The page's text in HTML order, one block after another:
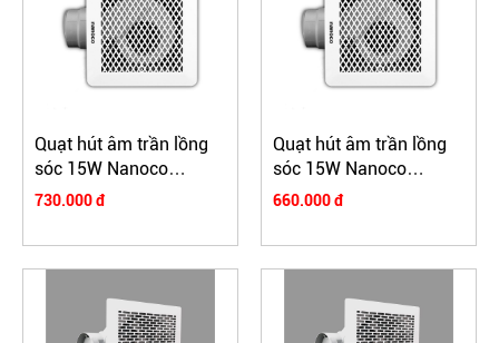
Quạt hút âm trần lồng
sóc 15W Nanoco
NFV2521
730.000 đ
Quạt hút âm trần lồng
sóc 15W Nanoco
NFV2021
660.000 đ